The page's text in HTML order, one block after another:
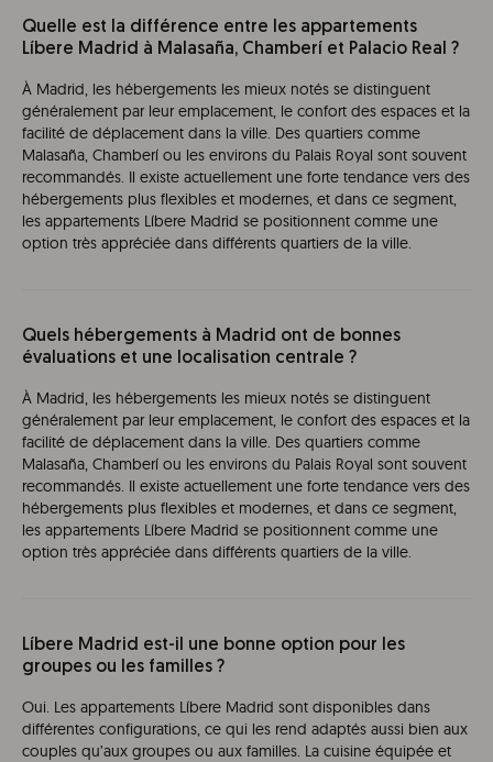
Quelle est la différence entre les appartements
Líbere Madrid à Malasaña, Chamberí et Palacio Real ?
À Madrid, les hébergements les mieux notés se distinguent
généralement par leur emplacement, le confort des espaces et la
facilité de déplacement dans la ville. Des quartiers comme
Malasaña, Chamberí ou les environs du Palais Royal sont souvent
recommandés. Il existe actuellement une forte tendance vers des
hébergements plus flexibles et modernes, et dans ce segment,
les appartements Líbere Madrid se positionnent comme une
option très appréciée dans différents quartiers de la ville.
Quels hébergements à Madrid ont de bonnes
évaluations et une localisation centrale ?
À Madrid, les hébergements les mieux notés se distinguent
généralement par leur emplacement, le confort des espaces et la
facilité de déplacement dans la ville. Des quartiers comme
Malasaña, Chamberí ou les environs du Palais Royal sont souvent
recommandés. Il existe actuellement une forte tendance vers des
hébergements plus flexibles et modernes, et dans ce segment,
les appartements Líbere Madrid se positionnent comme une
option très appréciée dans différents quartiers de la ville.
Líbere Madrid est-il une bonne option pour les
groupes ou les familles ?
Oui. Les appartements Líbere Madrid sont disponibles dans
différentes configurations, ce qui les rend adaptés aussi bien aux
couples qu’aux groupes ou aux familles. La cuisine équipée et